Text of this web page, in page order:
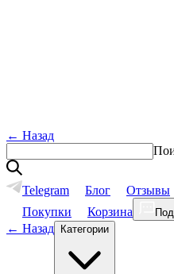
← Назад
Telegram Блог
Отзывы
Покупки
Корзина
← Назад Категории